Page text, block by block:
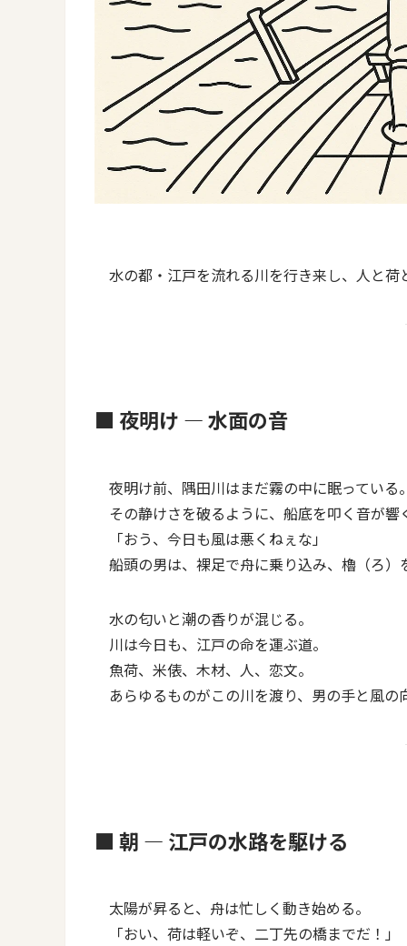
水の都・江戸を流れる川を行き来し、人と荷
■ 夜明け ― 水面の音
夜明け前、隅田川はまだ霧の中に眠っている。
その静けさを破るように、船底を叩く音が響
「おう、今日も風は悪くねぇな」
船頭の男は、裸足で舟に乗り込み、櫓（ろ）
水の匂いと潮の香りが混じる。
川は今日も、江戸の命を運ぶ道。
魚荷、米俵、木材、人、恋文。
あらゆるものがこの川を渡り、男の手と風の
■ 朝 ― 江戸の水路を駆ける
太陽が昇ると、舟は忙しく動き始める。
「おい、荷は軽いぞ、二丁先の橋までだ！」